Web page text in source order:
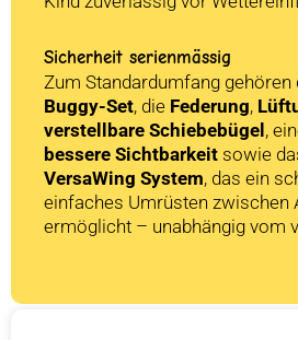
Sicherheit serienmässig
Zum Standardumfang gehören
Buggy-Set, die Federung,
verstellbare Schiebebügel,
bessere Sichtbarkeit sowie
VersaWing System, das ein
einfaches Umrüsten zwischen
ermöglicht – unabhängig vom